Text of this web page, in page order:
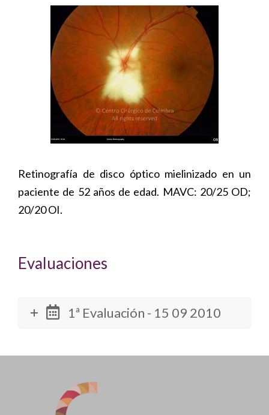
Retinografía de disco óptico mielinizado en un
paciente de 52 años de edad. MAVC: 20/25 OD;
20/20 OI.
Evaluaciones
1ª Evaluación - 15 09 2010